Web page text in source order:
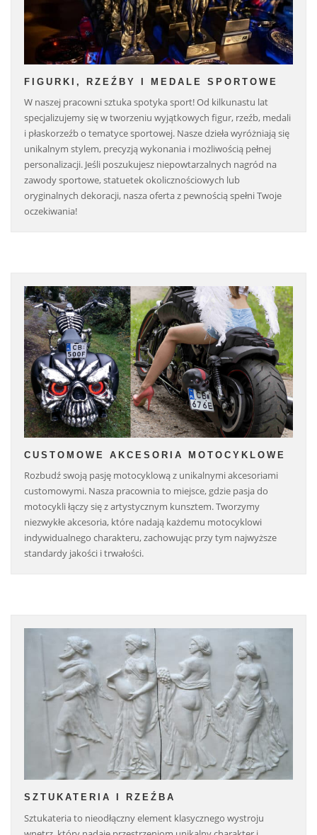
FIGURKI, RZEŹBY I MEDALE SPORTOWE
W naszej pracowni sztuka spotyka sport! Od kilkunastu lat
specjalizujemy się w tworzeniu wyjątkowych figur, rzeźb, medali
i płaskorzeźb o tematyce sportowej. Nasze dzieła wyróżniają się
unikalnym stylem, precyzją wykonania i możliwością pełnej
personalizacji. Jeśli poszukujesz niepowtarzalnych nagród na
zawody sportowe, statuetek okolicznościowych lub
oryginalnych dekoracji, nasza oferta z pewnością spełni Twoje
oczekiwania!
CUSTOMOWE AKCESORIA MOTOCYKLOWE
Rozbudź swoją pasję motocyklową z unikalnymi akcesoriami
customowymi. Nasza pracownia to miejsce, gdzie pasja do
motocykli łączy się z artystycznym kunsztem. Tworzymy
niezwykłe akcesoria, które nadają każdemu motocyklowi
indywidualnego charakteru, zachowując przy tym najwyższe
standardy jakości i trwałości.
SZTUKATERIA I RZEŹBA
Sztukateria to nieodłączny element klasycznego wystroju